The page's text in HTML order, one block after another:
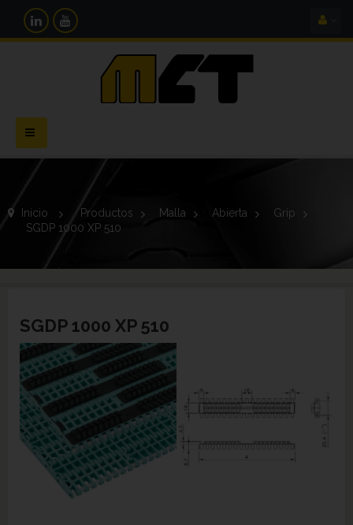
Navegación
Toggle
Inicio > Productos > Malla > Abierta >
Grip
SGDP 1000 XP 510
SGDP 1000 XP 510